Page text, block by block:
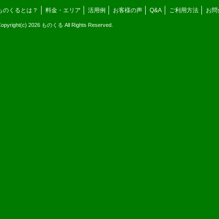
のくるとは？ 料金・エリア 活用例 お客様の声 Q&A ご利用方法 お問
2026 ものくる All Rights Reserved.